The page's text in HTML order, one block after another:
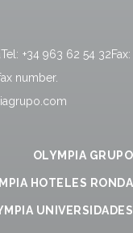
Tel: +34 963 62 54 32Fax:
number.
OLYMPIA GRUPO
HOTELES RONDA
UNIVERSIDADES